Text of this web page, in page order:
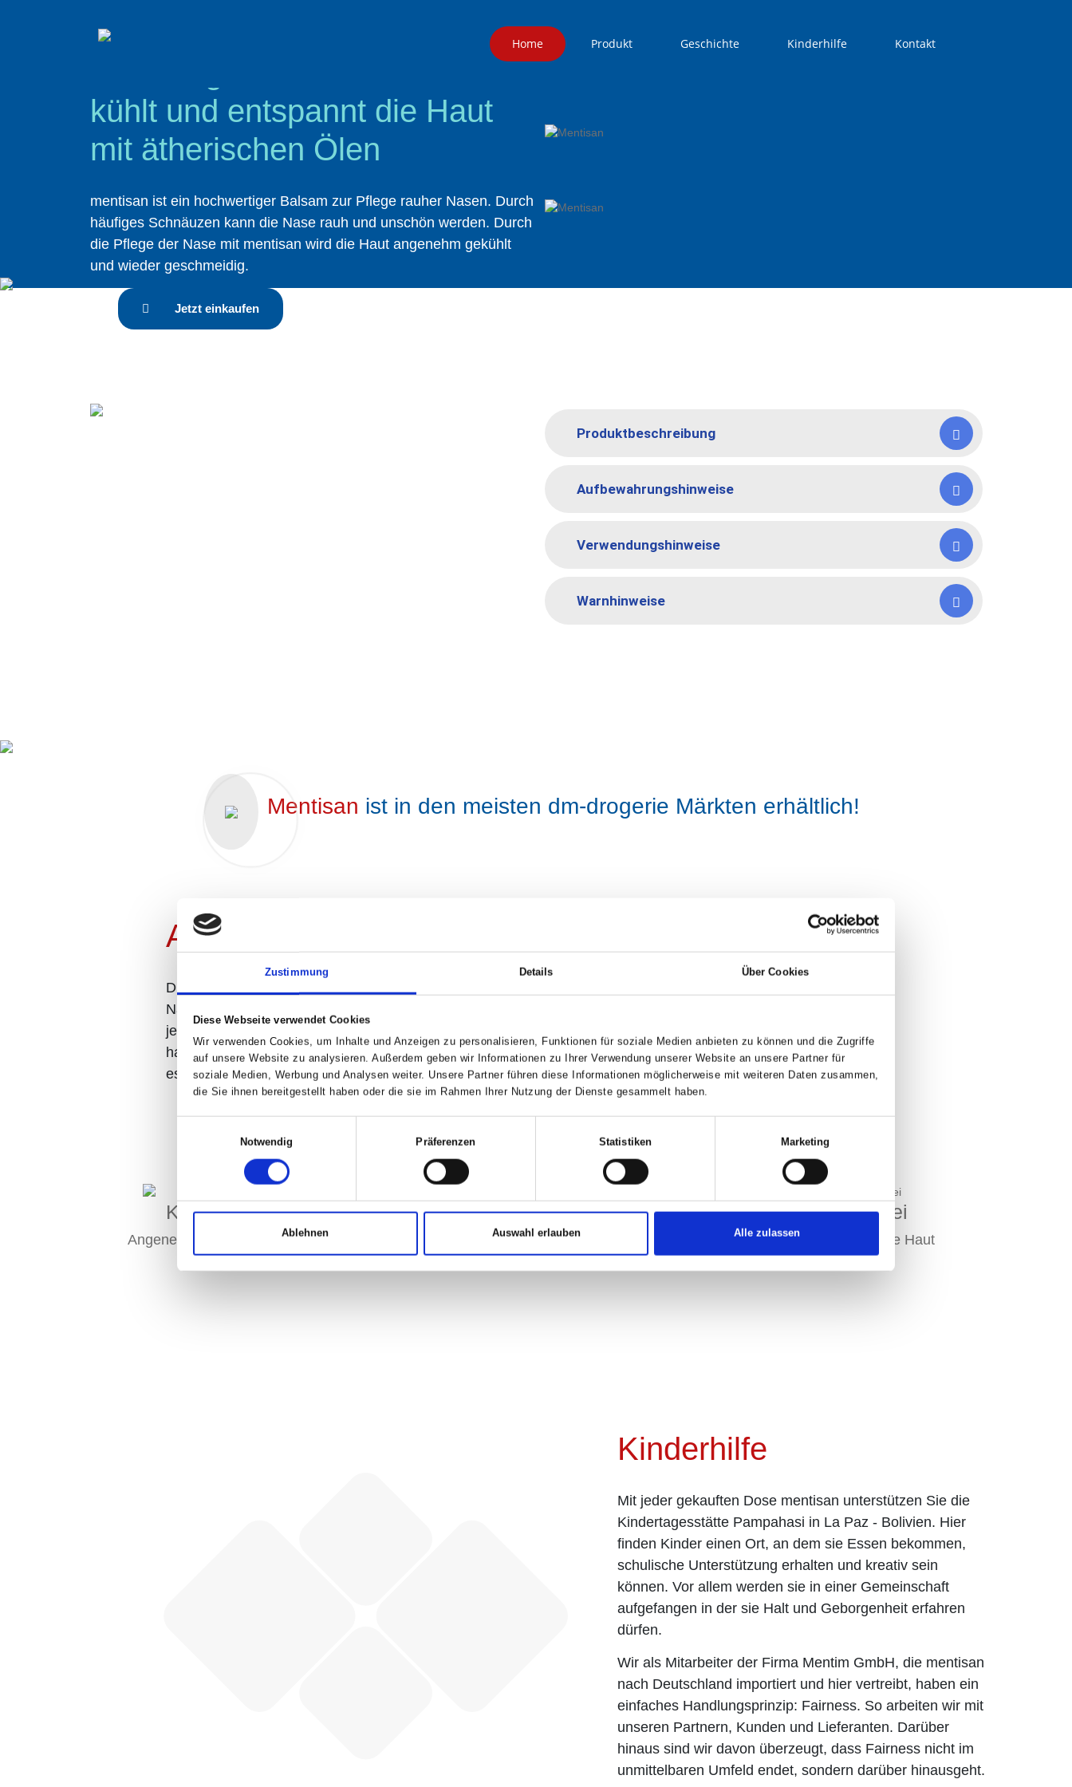
Zustimmung Details Über Cookies
Diese Webseite verwendet Cookies
Wir verwenden Cookies, um Inhalte und Anzeigen zu personalisieren, Funktionen für soziale Medien anbieten zu können und die Zugriffe
auf unsere Website zu analysieren. Außerdem geben wir Informationen zu Ihrer Verwendung unserer Website an unsere Partner für
soziale Medien, Werbung und Analysen weiter. Unsere Partner führen diese Informationen möglicherweise mit weiteren Daten zusammen,
die Sie ihnen bereitgestellt haben oder die sie im Rahmen Ihrer Nutzung der Dienste gesammelt haben.
Notwendig
Präferenzen Statistiken Marketing
Ablehnen Auswahl erlauben Alle zulassen
Home Produkt Geschichte Kinderhilfe Kontakt
Der Pflege­balsam für die Nase
kühlt und entspannt die Haut
mit ätherischen Ölen
mentisan ist ein hochwertiger Balsam zur Pflege rauher Nasen. Durch
häufiges Schnäuzen kann die Nase rauh und unschön werden. Durch
die Pflege der Nase mit mentisan wird die Haut angenehm gekühlt
und wieder geschmeidig.
Jetzt einkaufen
Produktbeschreibung
Aufbewahrungshinweise
Verwendungshinweise
Warnhinweise
Mentisan ist in den meisten dm-drogerie Märkten erhältlich!
Anwendung
Die rauhen Stellen der Nase sparsam mit mentisan einreiben. Nach jedem
Naseputzen muss mentisan wieder erneut aufgetragen werden, ebenso nach
jedem längeren Eskimokuss! Die kleine mentisan-Dose passt in jede Tasche, so
hat man sie immer dabei. Achten Sie darauf, dass mentisan nicht warm wird, da
es sich sonst aufgrund des hohen Anteils pflegender Öle verflüssigt.
Kiefer
Angenehmes Aroma
Kampfer
Kühlt die Haut
Eukalyptus
Frischer Duft
Pfefferminz
Kühlt und erfrischt
Salbei
Beruhigt die Haut
Kinderhilfe
Mit jeder gekauften Dose mentisan unterstützen Sie die
Kindertagesstätte Pampahasi in La Paz - Bolivien. Hier
finden Kinder einen Ort, an dem sie Essen bekommen,
schulische Unterstützung erhalten und kreativ sein
können. Vor allem werden sie in einer Gemeinschaft
aufgefangen in der sie Halt und Geborgenheit erfahren
dürfen.
Wir als Mitarbeiter der Firma Mentim GmbH, die mentisan
nach Deutschland importiert und hier vertreibt, haben ein
einfaches Handlungsprinzip: Fairness. So arbeiten wir mit
unseren Partnern, Kunden und Lieferanten. Darüber
hinaus sind wir davon überzeugt, dass Fairness nicht im
unmittelbaren Umfeld endet, sondern darüber hinausgeht.